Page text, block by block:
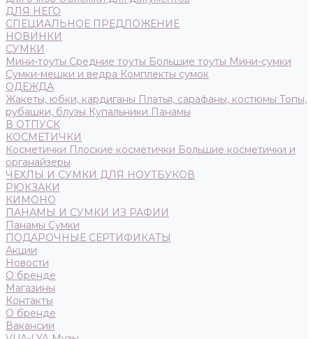
ДЛЯ НЕГО
СПЕЦИАЛЬНОЕ ПРЕДЛОЖЕНИЕ
НОВИНКИ
СУМКИ
Мини-тоуты Средние тоуты Большие тоуты Мини-сумки
Сумки-мешки и ведра Комплекты сумок
ОДЕЖДА
Жакеты, юбки, кардиганы Платья, сарафаны, костюмы Топы,
рубашки, блузы Купальники Панамы
В ОТПУСК
КОСМЕТИЧКИ
Косметички Плоские косметички Большие косметички и
органайзеры
ЧЕХЛЫ И СУМКИ ДЛЯ НОУТБУКОВ
РЮКЗАКИ
КИМОНО
ПАНАМЫ И СУМКИ ИЗ РАФИИ
Панамы Сумки
ПОДАРОЧНЫЕ СЕРТИФИКАТЫ
Акции
Новости
О бренде
Магазины
Контакты
О бренде
Вакансии